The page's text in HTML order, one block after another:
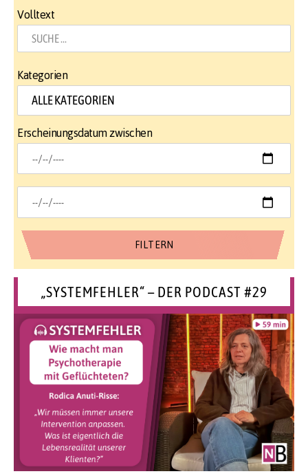
Volltext
Kategorien
Erscheinungsdatum zwischen
„SYSTEMFEHLER“ – DER PODCAST #29